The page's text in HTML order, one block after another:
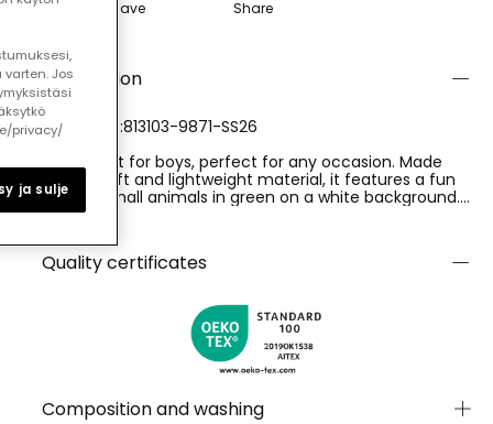
Save Share
Description
REFERENCE:813103-9871-SS26
Poplin shirt for boys, perfect for any occasion. Made
from a soft and lightweight material, it features a fun
print of small animals in green on a white background.
The design includes a classic collar and long sleeves,
sizes from 12 months to 10 years, this shirt pairs well with
both casual and formal trousers for a versatile style. It is
Quality certificates
Composition and washing
Jos
privacy/
ja sulje